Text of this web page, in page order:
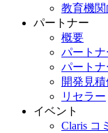
教育機関
パートナー
概要
パート
パートナ
開発見
リセラー
イベント
Claris コ